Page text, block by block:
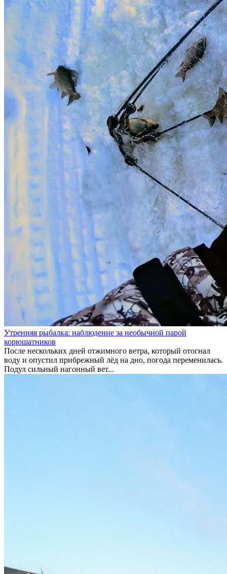
Утренняя рыбалка: наблюдение за необычной парой
корюшатников
После нескольких дней отжимного ветра, который отогнал
воду и опустил прибрежный лёд на дно, погода переменилась.
Подул сильный нагонный вет...